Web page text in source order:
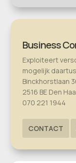
Business
Exploiteert
mogelijk
Binckhorstlaan
2516 BE Den
070 221 1944
CONTACT